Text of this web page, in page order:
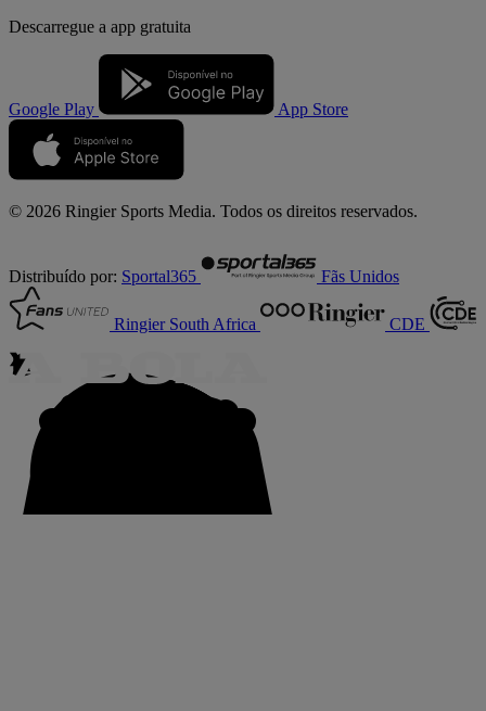
Descarregue a app gratuita
Google Play App Store
© 2026 Ringier Sports Media. Todos os direitos reservados.
Distribuído por: Sportal365 Fãs Unidos
Ringier South Africa CDE